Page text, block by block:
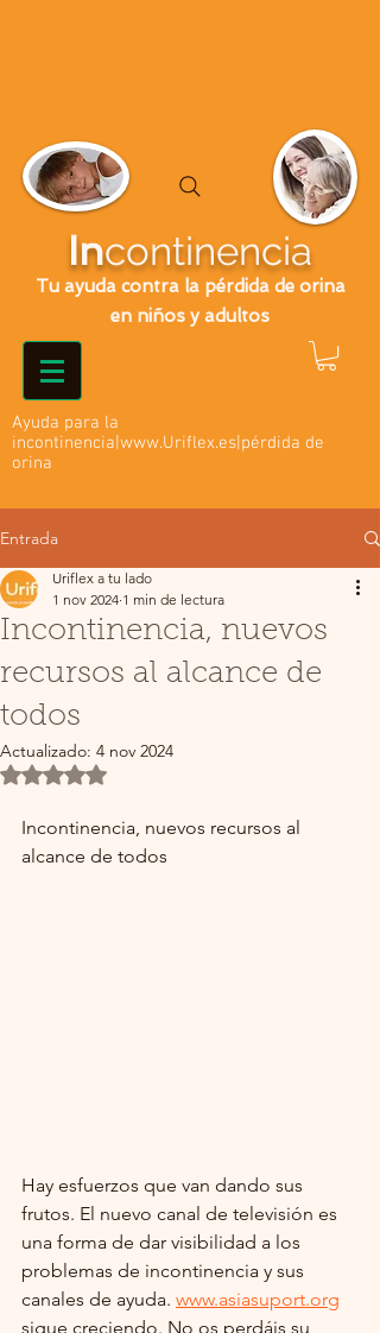
Incontinencia
Tu ayuda contra la pérdida de orina
en niños y adultos
Ayuda para la
incontinencia| www.Uriflex.es |pérdida de
orina
Entrada
Incontinencia, nuevos
recursos al alcance de
todos
Uriflex a tu lado
1 nov 2024 1 min de lectura
Actualizado: 4 nov 2024
Obtuvo NaN de 5 estrellas.
Incontinencia, nuevos recursos al
alcance de todos
Hay esfuerzos que van dando sus
frutos. El nuevo canal de televisión es
una forma de dar visibilidad a los
problemas de incontinencia y sus
canales de ayuda. www.asiasuport.org
sigue creciendo. No os perdáis su